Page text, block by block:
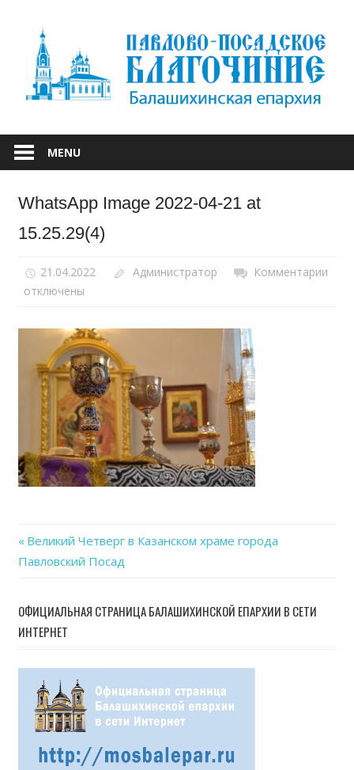
content
ПАВЛОВО-
ПОСАДСКОЕ
MENU
WhatsApp Image 2022-04-21 at
15.25.29(4)
21.04.2022 Администратор Комментарии
отключены
Навигация
записям
Previous
Post:
Великий Четверг в Казанском храме города
Павловский Посад
ОФИЦИАЛЬНАЯ СТРАНИЦА БАЛАШИХИНСКОЙ ЕПАРХИИ В СЕТИ
ИНТЕРНЕТ